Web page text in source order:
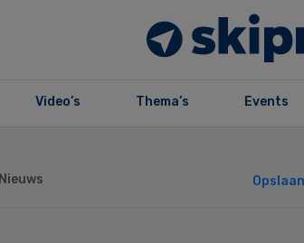
Video’s Thema’s Events
Nieuws Opslaan